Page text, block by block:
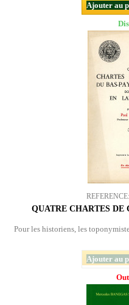
Ajouter au
REFERENCE:
QUATRE CHARTES DE
Pour les historiens, les
Ajouter au